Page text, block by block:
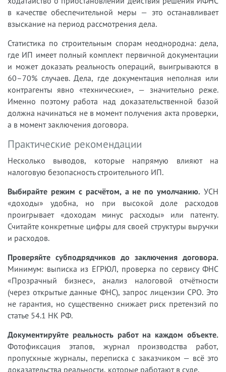
в качестве обеспечительной меры — это останавливает
взыскание на период рассмотрения дела.
Статистика по строительным спорам неоднородна: дела,
где ИП имеет полный комплект первичной документации
и может доказать реальность операций, выигрываются в
60–70% случаев. Дела, где документация неполная или
контрагенты явно «технические», — значительно реже.
Именно поэтому работа над доказательственной базой
должна начинаться не в момент получения акта проверки,
а в момент заключения договора.
Практические рекомендации
Несколько выводов, которые напрямую влияют на
налоговую безопасность строительного ИП.
Выбирайте режим с расчётом, а не по умолчанию. УСН
«доходы» удобна, но при высокой доле расходов
проигрывает «доходам минус расходы» или патенту.
Считайте конкретные цифры для своей структуры выручки
и расходов.
Проверяйте субподрядчиков до заключения договора.
Минимум: выписка из ЕГРЮЛ, проверка по сервису ФНС
«Прозрачный бизнес», анализ налоговой отчётности
(через открытые данные ФНС), запрос лицензии СРО. Это
не гарантия, но существенно снижает риск претензий по
статье 54.1 НК РФ.
Документируйте реальность работ на каждом объекте.
Фотофиксация этапов, журнал производства работ,
пропускные журналы, переписка с заказчиком — всё это
доказательства реальности, которые работают в суде.